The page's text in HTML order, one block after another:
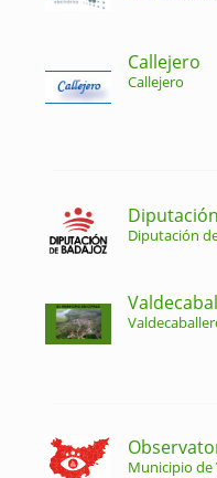
Callejero
Callejero
Diputación
Municipio de